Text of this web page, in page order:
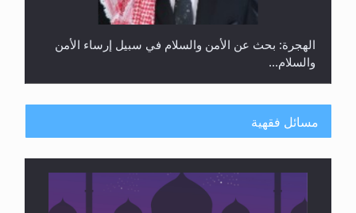
الهجرة: بحث عن الأمن والسلام في سبيل إرساء الأمن
والسلام...
مسائل فقهية